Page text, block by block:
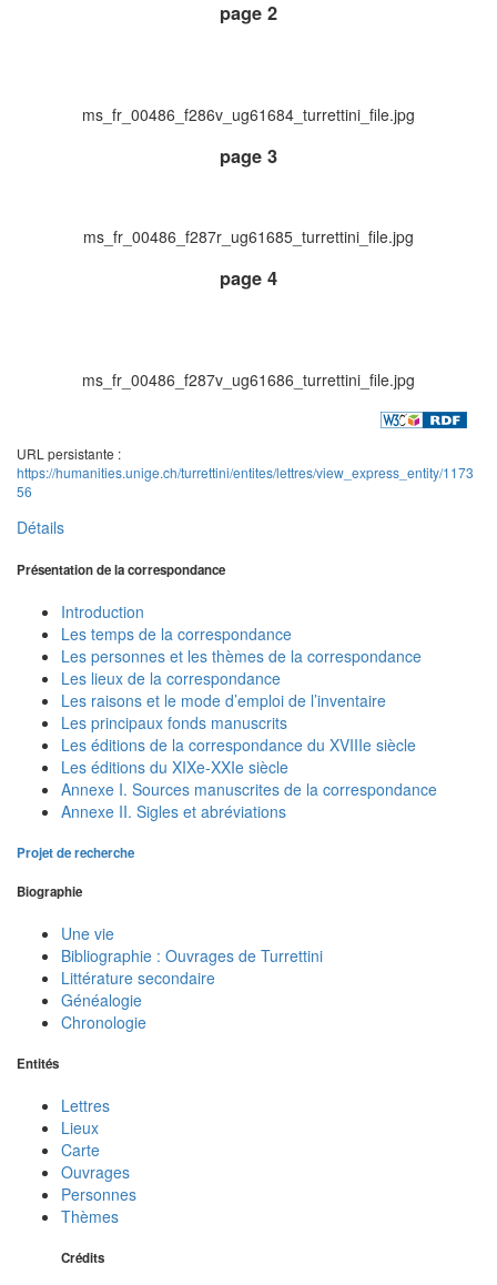
page 2
ms_fr_00486_f286v_ug61684_turrettini_file.jpg
page 3
ms_fr_00486_f287r_ug61685_turrettini_file.jpg
page 4
ms_fr_00486_f287v_ug61686_turrettini_file.jpg
URL persistante :
https://humanities.unige.ch/turrettini/entites/lettres/view_express_entity/1173
56
Détails
Présentation de la correspondance
Introduction
Les temps de la correspondance
Les personnes et les thèmes de la correspondance
Les lieux de la correspondance
Les raisons et le mode d’emploi de l’inventaire
Les principaux fonds manuscrits
Les éditions de la correspondance du XVIIIe siècle
Les éditions du XIXe-XXIe siècle
Annexe I. Sources manuscrites de la correspondance
Annexe II. Sigles et abréviations
Projet de recherche
Biographie
Une vie
Bibliographie : Ouvrages de Turrettini
Littérature secondaire
Généalogie
Chronologie
Entités
Lettres
Lieux
Carte
Ouvrages
Personnes
Thèmes
Crédits